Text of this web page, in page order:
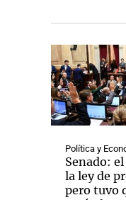
Política y
Senado:
la ley de
pero tuvo